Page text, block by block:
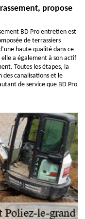
propose
BD Pro entretien est
de terrassiers
haute qualité dans ce
a également à son actif
Toutes les étapes, la
canalisations et le
de service que BD Pro